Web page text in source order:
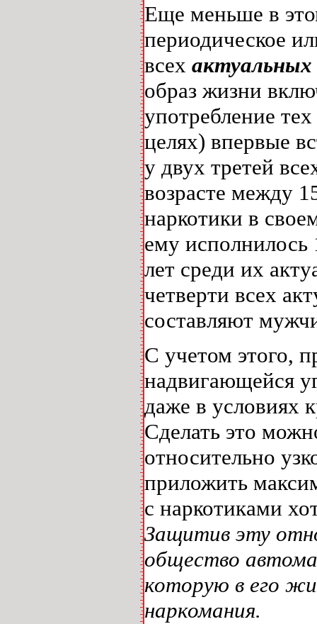
Еще меньше в
периодическое
всех актуальных
образ жизни
употребление
целях) впервые
у двух третей
возрасте между
наркотики в
ему исполнилось
лет среди их
четверти всех
составляют
С учетом этого,
надвигающейся
даже в условиях
Сделать это
относительно
приложить
с наркотиками
Защитив эту
общество
которую в его
наркомания.